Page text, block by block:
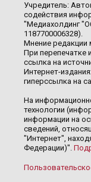
Учредитель:
содействия
"Медиахолдинг
1187700006328).
Мнение редакции
При перепечатке
ссылка на
Интернет-
гиперссылка на
На
технологии
информации на
сведений,
"Интернет",
Федерации)".